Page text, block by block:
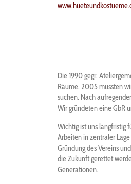
Die 1990 gegr.
Räume. 2005 mussten
suchen. Nach
Wir gründeten eine GbR
Wichtig ist uns langfristig
Arbeiten in zentraler
Gründung des Vereins
die Zukunft gerettet
Generationen.